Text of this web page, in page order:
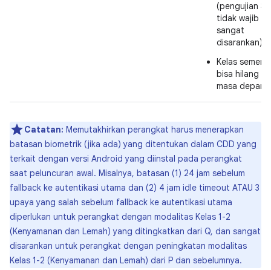
(pengujian
tidak wajib
sangat
disarankan)
Kelas
bisa hilang di
masa depan
Catatan: Memutakhirkan perangkat harus menerapkan
batasan biometrik (jika ada) yang ditentukan dalam CDD yang
terkait dengan versi Android yang diinstal pada perangkat
saat peluncuran awal. Misalnya, batasan (1) 24 jam sebelum
fallback ke autentikasi utama dan (2) 4 jam idle timeout ATAU 3
upaya yang salah sebelum fallback ke autentikasi utama
diperlukan untuk perangkat dengan modalitas Kelas 1-2
(Kenyamanan dan Lemah) yang ditingkatkan dari Q, dan sangat
disarankan untuk perangkat dengan peningkatan modalitas
Kelas 1-2 (Kenyamanan dan Lemah) dari P dan sebelumnya.